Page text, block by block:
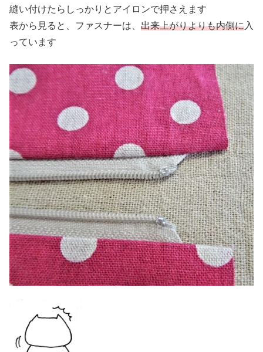
縫い付けたらしっかりとアイロンで押さえます
表から見ると、ファスナーは、 出来上がりよりも内側に入
っています